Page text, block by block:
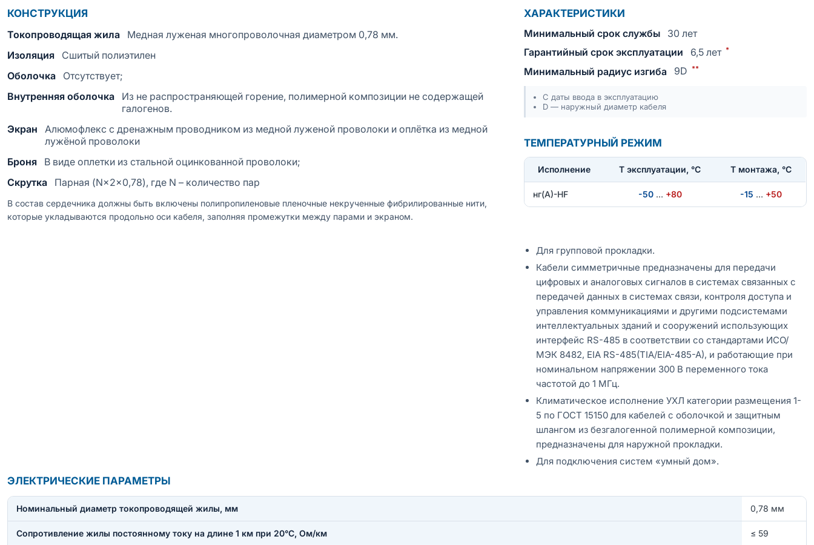
КОНСТРУКЦИЯ
Токопроводящая жила
Медная луженая многопроволочная диаметром 0,78 мм.
Изоляция
Сшитый полиэтилен
Оболочка
Отсутствует;
Внутренняя оболочка
Из не распространяющей горение, полимерной композиции не содержащей
галогенов.
Экран
Алюмофлекс с дренажным проводником из медной луженой проволоки и оплётка из медной
лужёной проволоки
Броня
В виде оплетки из стальной оцинкованной проволоки;
Скрутка
Парная (N×2×0,78), где N – количество пар
В состав сердечника должны быть включены полипропиленовые пленочные некрученные фибрилированные нити,
которые укладываются продольно оси кабеля, заполняя промежутки между парами и экраном.
ХАРАКТЕРИСТИКИ
Минимальный срок службы
30 лет
Гарантийный срок эксплуатации
6,5 лет *
Минимальный радиус изгиба 9D **
С даты ввода в эксплуатацию
D — наружный диаметр кабеля
ТЕМПЕРАТУРНЫЙ РЕЖИМ
Исполнение T эксплуатации, °С Т монтажа, °С
нг(А)-HF -50 … +80 -15 … +50
Для групповой прокладки.
Кабели симметричные предназначены для передачи
цифровых и аналоговых сигналов в системах связанных с
передачей данных в системах связи, контроля доступа и
управления коммуникациями и другими подсистемами
интеллектуальных зданий и сооружений использующих
интерфейс RS-485 в соответствии со стандартами ИСО/
МЭК 8482, EIA RS-485(TIA/EIA-485-A), и работающие при
номинальном напряжении 300 В переменного тока
частотой до 1 МГц.
Климатическое исполнение УХЛ категории размещения 1-
5 по ГОСТ 15150 для кабелей с оболочкой и защитным
шлангом из безгалогенной полимерной композиции,
предназначены для наружной прокладки.
Для подключения систем «умный дом».
ЭЛЕКТРИЧЕСКИЕ ПАРАМЕТРЫ
Номинальный диаметр токопроводящей жилы, мм 0,78 мм
Сопротивление жилы постоянному току на длине 1 км при 20°С, Ом/км ≤ 59